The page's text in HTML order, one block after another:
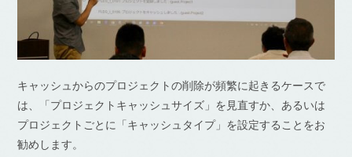
キャッシュからのプロジェクトの削除が頻繁に起きるケースで
は、「プロジェクトキャッシュサイズ」を見直すか、あるいは
プロジェクトごとに「キャッシュタイプ」を設定することをお
勧めします。